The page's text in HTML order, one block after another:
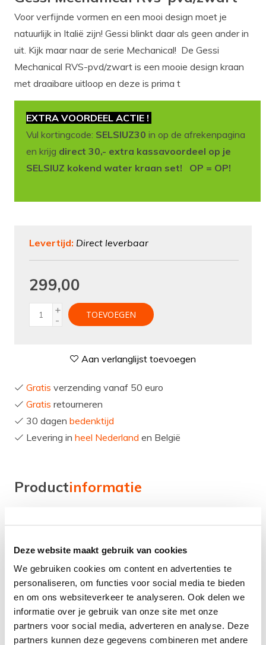
Deze website maakt gebruik van cookies
We gebruiken cookies om content en advertenties te
personaliseren, om functies voor social media te bieden
en om ons websiteverkeer te analyseren. Ook delen we
informatie over je gebruik van onze site met onze
partners voor social media, adverteren en analyse. Deze
partners kunnen deze gegevens combineren met andere
Voor verfijnde vormen en een mooi design moet je
natuurlijk in Italië zijn! Gessi blinkt daar als geen ander in
uit. Kijk maar naar de serie Mechanical! De Gessi
Mechanical RVS-pvd/zwart is een mooie design kraan
met draaibare uitloop en deze is prima t
EXTRA VOORDEEL ACTIE !
Vul kortingcode: SELSIUZ30 in op de afrekenpagina
en krijg direct 30,- extra kassavoordeel op je
SELSIUZ kokend water kraan set! OP = OP!
Levertijd: Direct leverbaar
299,00
+
-
TOEVOEGEN
Aan verlanglijst toevoegen
Gratis verzending vanaf 50 euro
Gratis retourneren
30 dagen bedenktijd
Levering in heel Nederland en België
Productinformatie
Voor verfijnde vormen en een mooi design moet je
De Gessi Mechanical RVS-pvd/zwart is een mooie
design kraan met draaibare uitloop en deze is prima te
combineren met alle Lanesto spoelbakken,
pannenroosters, inzetbakjes, vaatdoekhouders,